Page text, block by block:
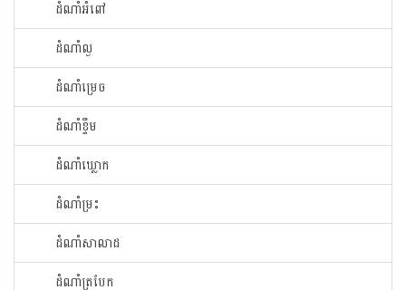
ដំណាំអំពៅ
ដំណាំល្ង
ដំណាំម្រេច
ដំណាំខ្ទឹម
ដំណាំឃ្លោក
ដំណាំម្រះ
ដំណាំសាលាដ
ដំណាំត្របែក